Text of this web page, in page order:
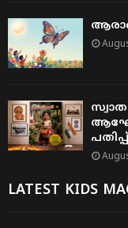
LATEST KIDS